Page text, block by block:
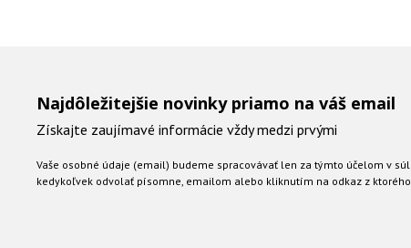
Najdôležitejšie novinky priamo na váš email
Získajte zaujímavé informácie vždy medzi prvými
Vaše osobné údaje (email) budeme spracovávať len za týmto účelom v
kedykoľvek odvolať písomne, emailom alebo kliknutím na odkaz z